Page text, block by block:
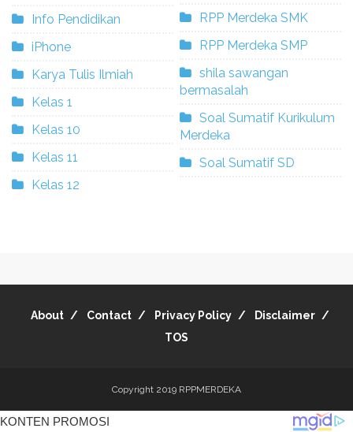
Info Pendidikan
iPhone
Karya Tulis Ilmiah
Kelas 1
Kelas 10
Kelas 11
Kelas 12
RPP Merdeka SMK
RPP Merdeka SMP
shila sawangan
bermasalah
Soal Sumatif Kurikulum
Merdeka
Soal Sumatif SD
About Contact Privacy Policy
Disclaimer
TOS
Copyright 2019 RPPMERDEKA